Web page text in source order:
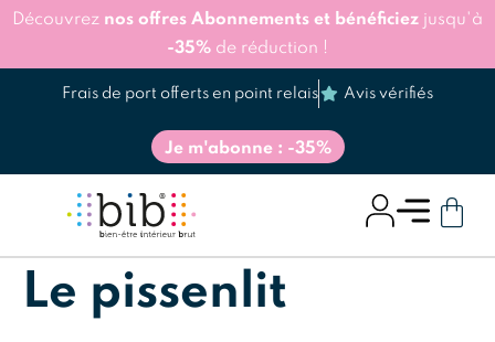
Découvrez nos offres Abonnements et bénéficiez jusqu'à
-35% de réduction !
Frais de port offerts en point relais Avis vérifiés
Je m'abonne : -35%
Le pissenlit